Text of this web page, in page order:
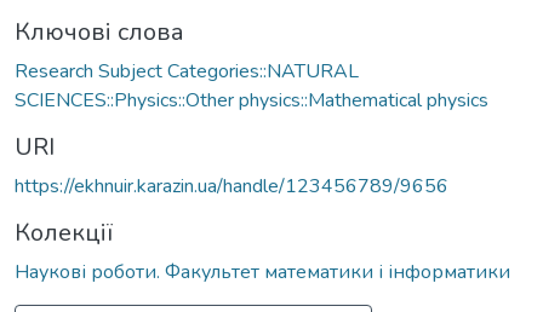
Ключові слова
Research Subject Categories::NATURAL
SCIENCES::Physics::Other physics::Mathematical physics
URI
https://ekhnuir.karazin.ua/handle/123456789/9656
Колекції
Наукові роботи. Факультет математики і інформатики